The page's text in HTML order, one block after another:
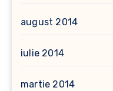
august 2014
iulie 2014
martie 2014